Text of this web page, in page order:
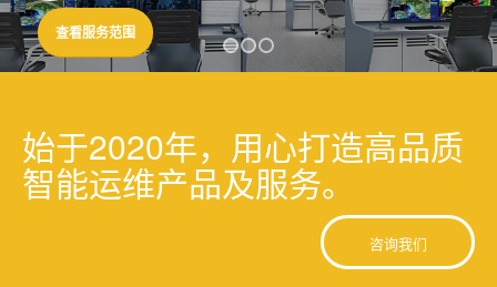
查看服务范围
始于2020年，用心打造高品质
智能运维产品及服务。
咨询我们